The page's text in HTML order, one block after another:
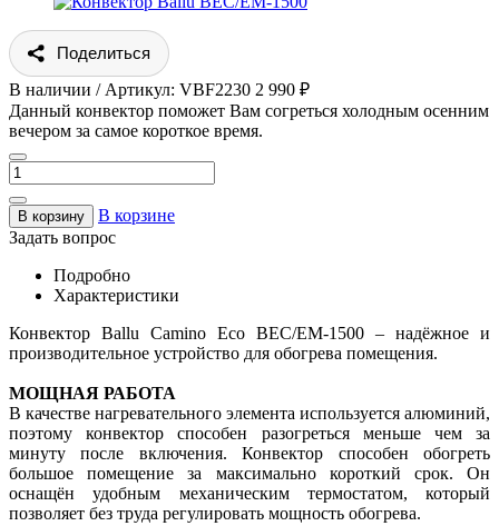
Поделиться
В наличии / Артикул: VBF2230 2 990 ₽
Данный конвектор поможет Вам согреться холодным осенним
вечером за самое короткое время.
В корзину
В корзине
Задать вопрос
Подробно
Характеристики
Конвектор Ballu Camino Eco BEC/EM-1500 – надёжное и
производительное устройство для обогрева помещения.
МОЩНАЯ РАБОТА
В качестве нагревательного элемента используется алюминий,
поэтому конвектор способен разогреться меньше чем за
минуту после включения. Конвектор способен обогреть
большое помещение за максимально короткий срок. Он
оснащён удобным механическим термостатом, который
позволяет без труда регулировать мощность обогрева.